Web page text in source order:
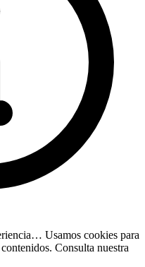
Usamos cookies para
Consulta nuestra